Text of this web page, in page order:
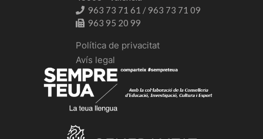
963 73 71 61 / 963 73 71 09
963 95 20 99
Política de privacitat
Avís legal